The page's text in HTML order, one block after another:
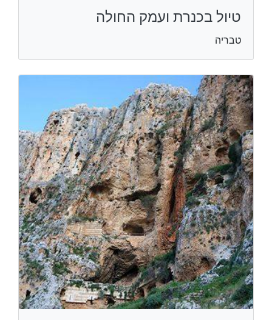
טיול בכנרת ועמק החולה
טבריה